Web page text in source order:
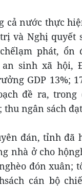
cả nước thực
và Nghị quyết
phát,
an sinh xã hội,
GDP 13%;
đề ra, trong
ngân sách
đán, tỉnh đã
nhà ở cho
đón xuân;
cán bộ